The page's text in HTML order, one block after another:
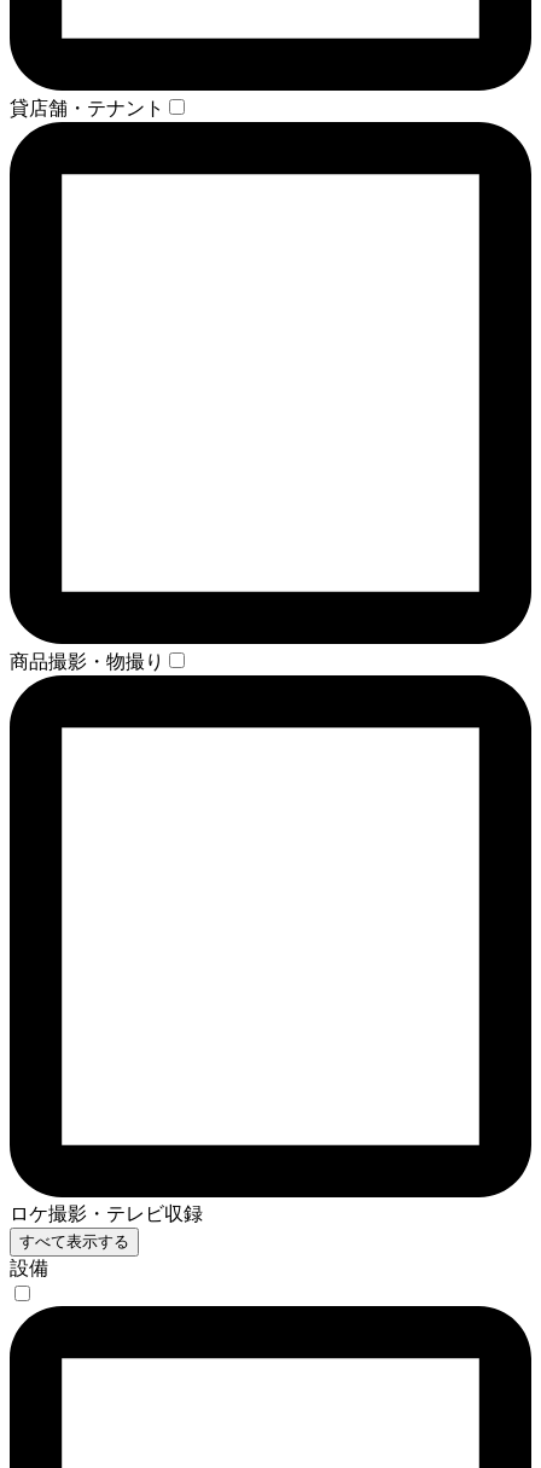
貸店舗・テナント
商品撮影・物撮り
ロケ撮影・テレビ収録
すべて表示する
設備